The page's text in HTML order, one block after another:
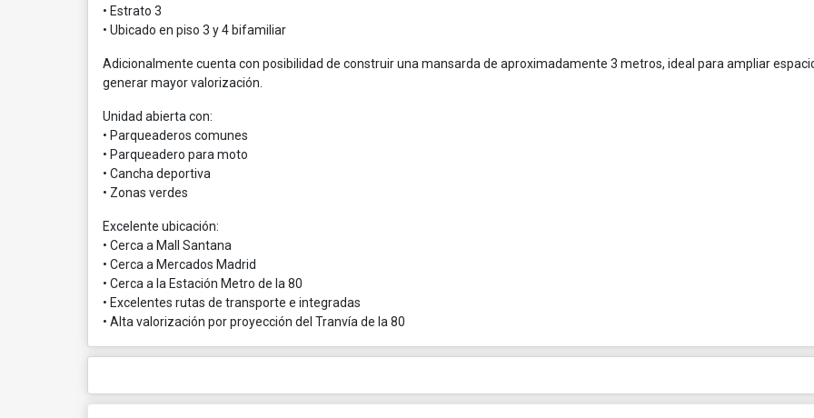
• Estrato 3
• Ubicado en piso 3 y 4 bifamiliar
Adicionalmente cuenta con posibilidad de construir una mansarda de aproximadamente 3 metros, ideal para ampliar
generar mayor valorización.
Unidad abierta con:
• Parqueaderos comunes
• Parqueadero para moto
• Cancha deportiva
• Zonas verdes
Excelente ubicación:
• Cerca a Mall Santana
• Cerca a Mercados Madrid
• Cerca a la Estación Metro de la 80
• Excelentes rutas de transporte e integradas
• Alta valorización por proyección del Tranvía de la 80